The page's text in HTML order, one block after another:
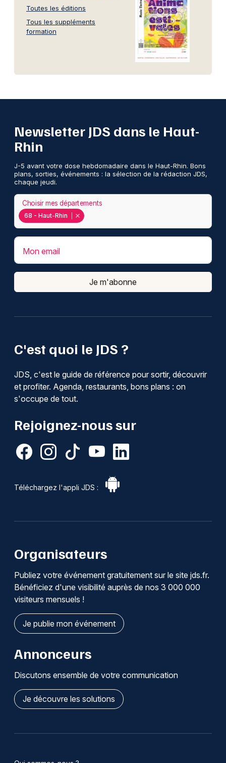
Toutes les éditions
Tous les suppléments
formation
C'est quoi le JDS ?
JDS, c'est le guide de référence pour sortir, découvrir
et profiter. Agenda, restaurants, bons plans : on
s'occupe de tout.
Rejoignez-nous sur
Téléchargez l'appli JDS :
Newsletter JDS dans le Haut-
Rhin
J-5 avant votre dose hebdomadaire dans le Haut-Rhin. Bons
plans, sorties, événements : la sélection de la rédaction JDS,
chaque jeudi.
68 - Haut-Rhin
Choisir mes départements
Mon email
Je m'abonne
Organisateurs
Publiez votre événement gratuitement sur le site jds.fr.
Bénéficiez d'une visibilité auprès de nos 3 000 000
visiteurs mensuels !
Je publie mon événement
Annonceurs
Discutons ensemble de votre communication
Je découvre les solutions